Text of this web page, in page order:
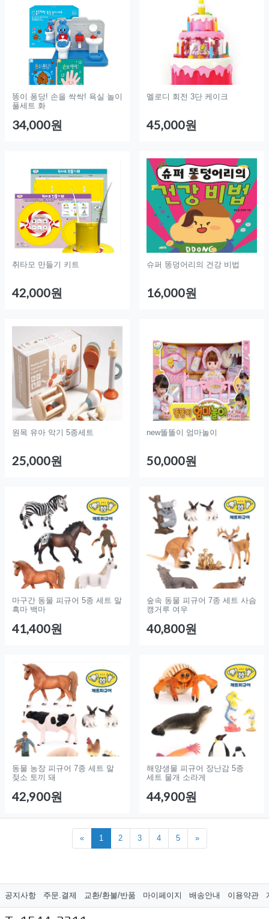
똥이 퐁당! 손을 싹싹! 욕실 놀이
풀세트 화
34,000원
멜로디 회전 3단 케이크
45,000원
취타모 만들기 키트
42,000원
슈퍼 똥덩어리의 건강 비법
16,000원
원목 유아 악기 5종세트
25,000원
new똘똘이 엄마놀이
50,000원
마구간 동물 피규어 5종 세트 말
흑마 백마
41,400원
숲속 동물 피규어 7종 세트 사슴
캥거루 여우
40,800원
동물 농장 피규어 7종 세트 말
젖소 토끼 돼
42,900원
해양생물 피규어 장난감 5종
세트 물개 소라게
44,900원
« 1 2 3 4 5 »
공지사항 주문.결제 교환/환불/반품 마이페이지 배송안내 이용약관